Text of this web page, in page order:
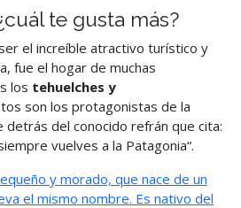
te gusta más?
el increíble atractivo turístico y
fue el hogar de muchas
los tehuelches y
son los protagonistas de la
detrás del conocido refrán que cita:
vuelves a la Patagonia“.
y morado, que nace de un
el mismo nombre. Es nativo del